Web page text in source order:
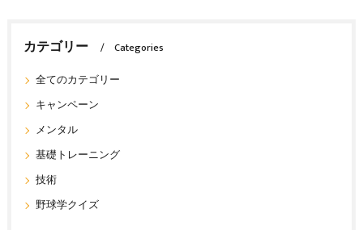
カテゴリー
Categories
全てのカテゴリー
キャンペーン
メンタル
基礎トレーニング
技術
野球学クイズ